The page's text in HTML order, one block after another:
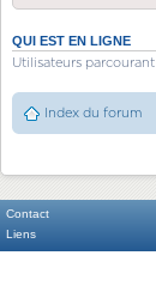
QUI EST EN LIGNE
Utilisateurs
Index du forum
Contact
Liens